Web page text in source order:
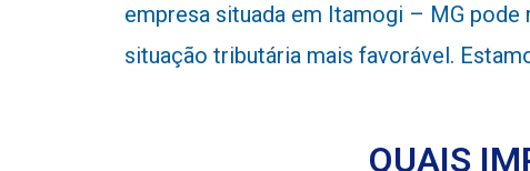
empresa situada em Itamogi – MG pode
situação tributária mais favorável.
QUAIS